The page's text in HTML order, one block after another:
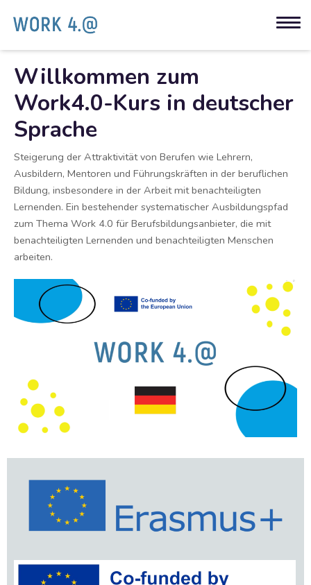
Willkommen zum
Work4.0-Kurs in deutscher
Sprache
Steigerung der Attraktivität von Berufen wie Lehrern,
Ausbildern, Mentoren und Führungskräften in der beruflichen
Bildung, insbesondere in der Arbeit mit benachteiligten
Lernenden. Ein bestehender systematischer Ausbildungspfad
zum Thema Work 4.0 für Berufsbildungsanbieter, die mit
benachteiligten Lernenden und benachteiligten Menschen
arbeiten.